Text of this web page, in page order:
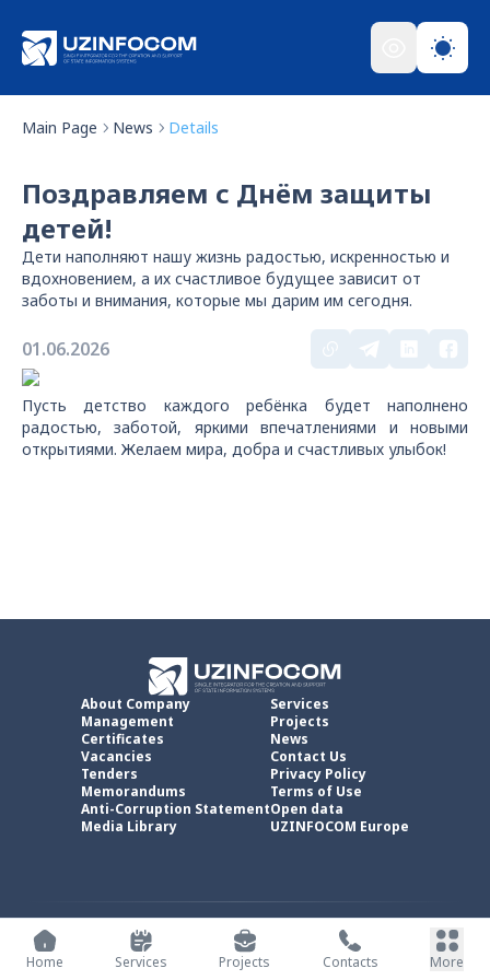
Main Page News Details
Поздравляем с Днём защиты
детей!
Дети наполняют нашу жизнь радостью, искренностью и
вдохновением, а их счастливое будущее зависит от
заботы и внимания, которые мы дарим им сегодня.
01.06.2026
Пусть детство каждого ребёнка будет наполнено
радостью, заботой, яркими впечатлениями и новыми
открытиями. Желаем мира, добра и счастливых улыбок!
About Company
Management
Certificates
Vacancies
Tenders
Memorandums
Anti-Corruption Statement
Media Library
Services
Projects
News
Contact Us
Privacy Policy
Terms of Use
Open data
UZINFOCOM Europe
UZINFOCOM © 2002 -2026
All rights reserved
Home
Services Projects Contacts More